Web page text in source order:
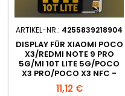
ARTIKEL-NR.: 4255839218904
DISPLAY FÜR XIAOMI POCO
X3/REDMI NOTE 9 PRO
5G/MI 10T LITE 5G/POCO
X3 PRO/POCO X3 NFC -
REFURBISHED ORIGINAL
11,12 €